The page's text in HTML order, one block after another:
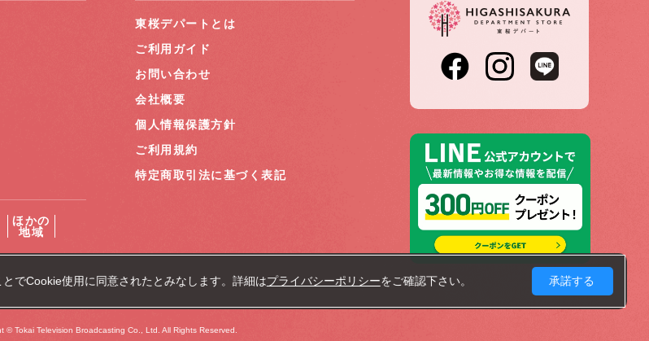
ほかの
地域
東桜デパートとは
ご利用ガイド
お問い合わせ
会社概要
個人情報保護方針
ご利用規約
特定商取引法に基づく表記
© Tokai Television Broadcasting Co., Ltd. All Rights Reserved.
でCookie使用に同意されたとみなします。詳細はプライバシーポリシーをご確認下さい。 承諾する